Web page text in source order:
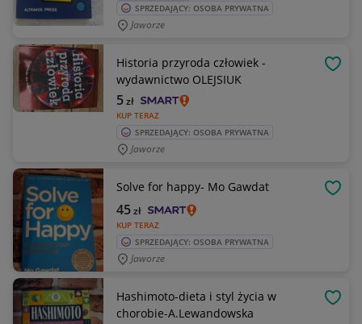
SPRZEDAJĄCY: OSOBA PRYWATNA
Jaworze
Historia przyroda człowiek -
wydawnictwo OLEJSIUK
KUP TERAZ
5zł
SPRZEDAJĄCY: OSOBA PRYWATNA
Jaworze
Solve for happy- Mo Gawdat
KUP TERAZ
45zł
SPRZEDAJĄCY: OSOBA PRYWATNA
Jaworze
Hashimoto-dieta i styl życia w
chorobie-A.Lewandowska